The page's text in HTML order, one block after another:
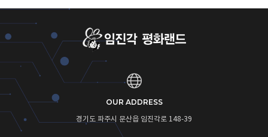
OUR ADDRESS
경기도 파주시 문산읍 임진각로 148-39